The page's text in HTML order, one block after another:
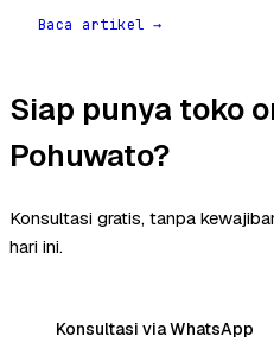
Baca artikel →
Siap punya toko
Pohuwato?
Konsultasi gratis, tanpa
hari ini.
Konsultasi via WhatsApp